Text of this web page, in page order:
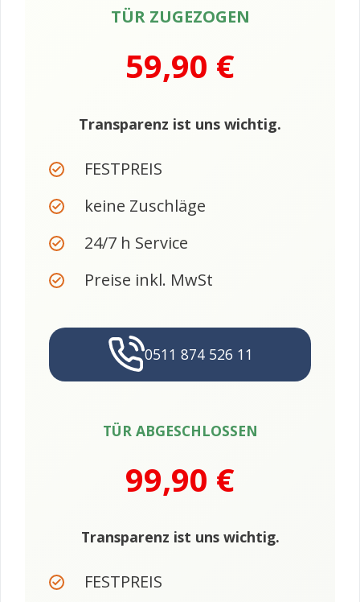
TÜR ZUGEZOGEN
59,90 €
Transparenz ist uns wichtig.
FESTPREIS
keine Zuschläge
24/7 h Service
Preise inkl. MwSt
0511 874 526 11
TÜR ABGESCHLOSSEN
99,90 €
Transparenz ist uns wichtig.
FESTPREIS